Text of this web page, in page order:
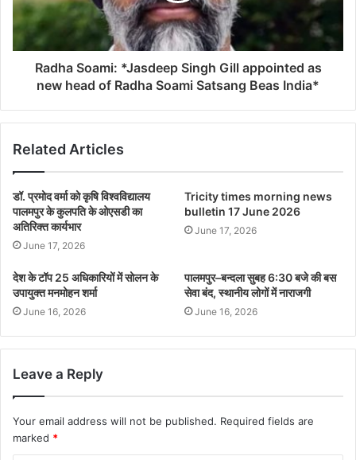
Radha Soami: *Jasdeep Singh Gill appointed as
new head of Radha Soami Satsang Beas India*
Related Articles
डॉ. प्रमोद वर्मा को कृषि विश्वविद्यालय
पालमपुर के कुलपति के ओएसडी का
अतिरिक्त कार्यभार
June 17, 2026
Tricity times morning news
bulletin 17 June 2026
June 17, 2026
देश के टॉप 25 अधिकारियों में सोलन के
उपायुक्त मनमोहन शर्मा
June 16, 2026
पालमपुर–बन्दला सुबह 6:30 बजे की बस
सेवा बंद, स्थानीय लोगों में नाराजगी
June 16, 2026
Leave a Reply
Your email address will not be published. Required fields are
marked *